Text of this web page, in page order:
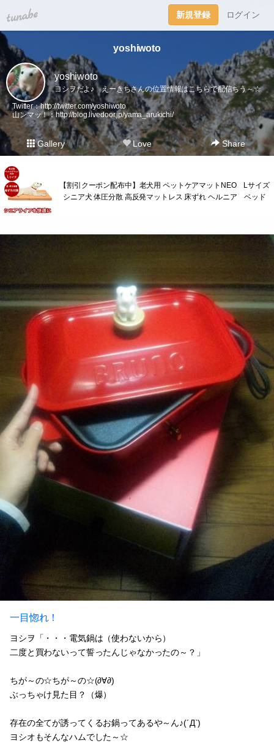
tuna.be 新規登録 ログイン
yoshiwoto
yoshiwoto
ヨシヲだよ♪ えーきちさんの位置情報はこちらで配信ちう～☆
Twitter：http://twitter.com/yoshiwoto
山ンマッ！：http://blog.livedoor.jp/yama_arukichi/
Gallery Love Share
【割引クーポン配布中】老犬用 ペットケアマットNEO Lサイズ
シニア犬 体圧分散 高反発マットレス 床ずれ ヘルニア ベッド
一目惚れ！
ヨシヲ「・・・電気鍋は（使わないから）
二度と買わないって誓ったんじゃなかったの～？」
ちが～の☆ちが～の☆(∂∀∂)
ぶっちゃけ見た目？（爆）
存在の全てが誘ってくるお鍋ってあるや～ん♪(´Д`)
ヨシオもそんなハムでした～☆